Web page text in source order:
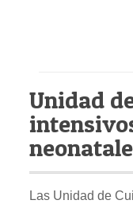
Unidad
Las Unidad de